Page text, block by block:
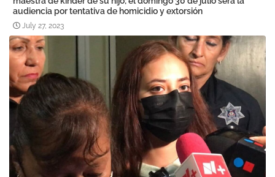
audiencia por tentativa de homicidio y extorsión
July 27, 2023